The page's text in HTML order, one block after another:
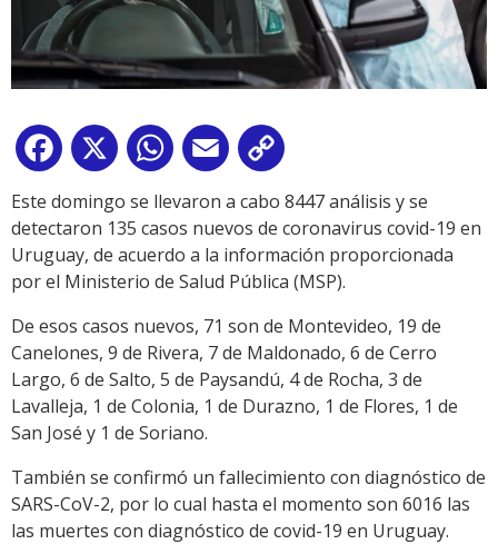
Facebook
X WhatsApp
Email
Link
Este domingo se llevaron a cabo 8447 análisis y se
detectaron 135 casos nuevos de coronavirus covid-19 en
Uruguay, de acuerdo a la información proporcionada
por el Ministerio de Salud Pública (MSP).
De esos casos nuevos, 71 son de Montevideo, 19 de
Canelones, 9 de Rivera, 7 de Maldonado, 6 de Cerro
Largo, 6 de Salto, 5 de Paysandú, 4 de Rocha, 3 de
Lavalleja, 1 de Colonia, 1 de Durazno, 1 de Flores, 1 de
San José y 1 de Soriano.
También se confirmó un fallecimiento con diagnóstico de
SARS-CoV-2, por lo cual hasta el momento son 6016 las
las muertes con diagnóstico de covid-19 en Uruguay.